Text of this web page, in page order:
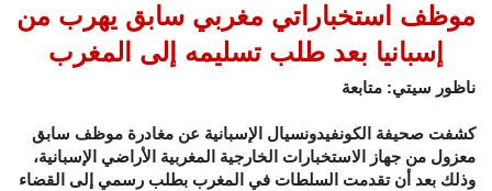
موظف استخباراتي مغربي سابق يهرب من
إسبانيا بعد طلب تسليمه إلى المغرب
ناظور سيتي: متابعة
كشفت صحيفة الكونفيدونسيال الإسبانية عن مغادرة موظف سابق
معزول من جهاز الاستخبارات الخارجية المغربية الأراضي الإسبانية،
وذلك بعد أن تقدمت السلطات في المغرب بطلب رسمي إلى القضاء